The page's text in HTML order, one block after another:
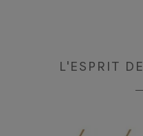
L'ESPRIT DE